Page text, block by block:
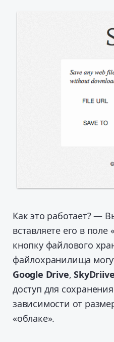
Как это работает? —
вставляете его в поле
кнопку файлового
файлохранилища
Google Drive,SkyDriive
доступ для
зависимости от
«облаке».